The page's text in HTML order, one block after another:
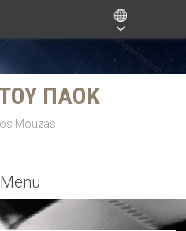
ΠΑΟΚ
Mouzas
Menu